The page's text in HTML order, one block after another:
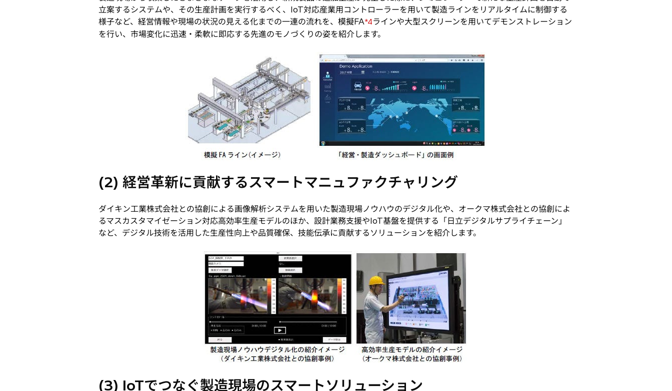
立案するシステムや、その生産計画を実行するべく、IoT対応産業用コントローラーを用いて製造ラインをリアルタイムに制御する
様子など、経営情報や現場の状況の見える化までの一連の流れを、模擬FA*4ラインや大型スクリーンを用いてデモンストレーション
を行い、市場変化に迅速・柔軟に即応する先進のモノづくりの姿を紹介します。
(2) 経営革新に貢献するスマートマニュファクチャリング
ダイキン工業株式会社との協創による画像解析システムを用いた製造現場ノウハウのデジタル化や、オークマ株式会社との協創によ
るマスカスタマイゼーション対応高効率生産モデルのほか、設計業務支援やIoT基盤を提供する「日立デジタルサプライチェーン」
など、デジタル技術を活用した生産性向上や品質確保、技能伝承に貢献するソリューションを紹介します。
(3) IoTでつなぐ製造現場のスマートソリューション